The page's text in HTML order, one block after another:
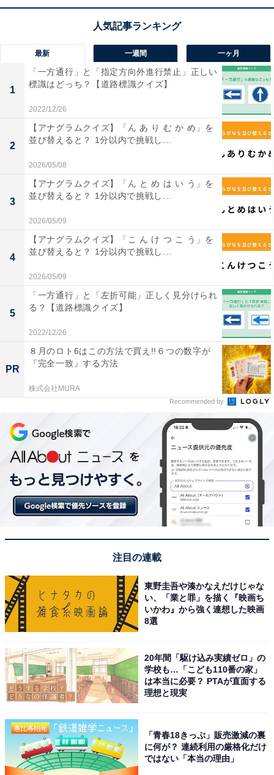
最新 一週間 一ヶ月
1
「一方通行」と「指定方向外進行禁止」正しい
標識はどっち？【道路標識クイズ】
2022/12/26
2
【アナグラムクイズ】「ん あ り む か め」を
並び替えると？ 1分以内で挑戦し...
2026/05/08
3
【アナグラムクイズ】「ん と め は い う」を
並び替えると？ 1分以内で挑戦し...
2026/05/09
4
【アナグラムクイズ】「こ ん け つ こ う」を
並び替えると？ 1分以内で挑戦し...
2026/05/09
5
「一方通行」と「左折可能」正しく見分けられ
る？【道路標識クイズ】
2022/12/26
PR
８月のロト6はこの方法で買え!!６つの数字が
『完全一致』する方法
株式会社MURA
Recommended by
注目の連載
東野圭吾や湊かなえだけじゃな
い、「業と罪」を描く『映画ち
いかわ』から強く連想した映画
8選
20年間「駆け込み実績ゼロ」の
学校も…「こども110番の家」
は本当に必要？ PTAが直面する
理想と現実
「青春18きっぷ」販売激減の裏
に何が？ 連続利用の厳格化だけ
ではない「本当の理由」